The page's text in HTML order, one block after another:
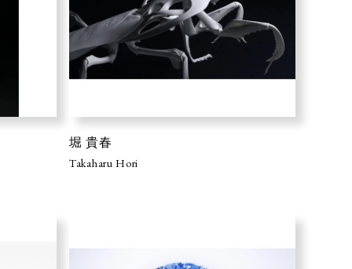
堀 貴春
Takaharu Hori